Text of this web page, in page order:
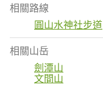
相關路線
圓山水神社步道
相關山岳
劍潭山
文間山